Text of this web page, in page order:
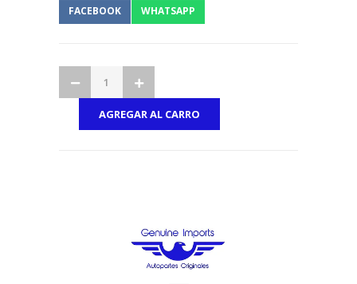
FACEBOOK WHATSAPP